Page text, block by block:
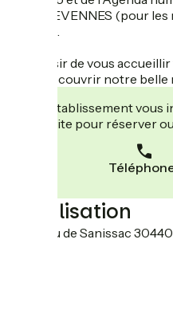
SUD CEVENNES (pour
locales).
Au plaisir de vous
pour découvrir notre belle
Cet établissement vous
leur site pour réserver
Localisation
Hameau de Sanissac